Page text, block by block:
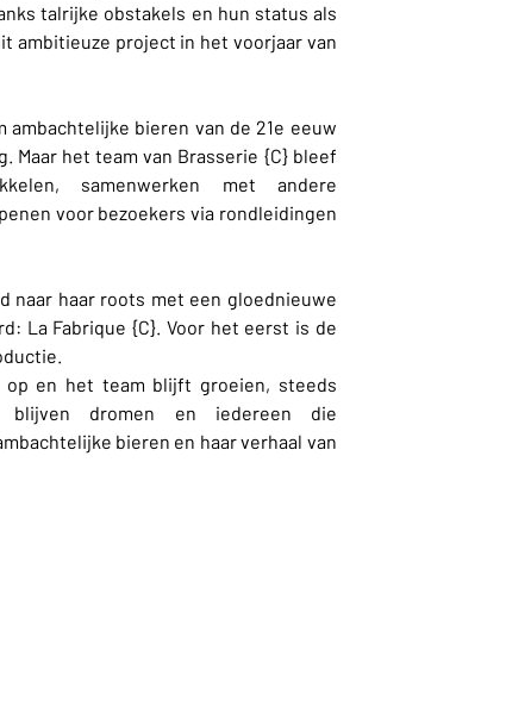
talrijke obstakels en hun status als
ambitieuze project in het voorjaar van
bieren van de 21e eeuw
Maar het team van Brasserie {C} bleef
samenwerken met andere
voor bezoekers via rondleidingen
naar haar roots met een gloednieuwe
La Fabrique {C}. Voor het eerst is de
en het team blijft groeien, steeds
blijven dromen en iedereen die
bieren en haar verhaal van